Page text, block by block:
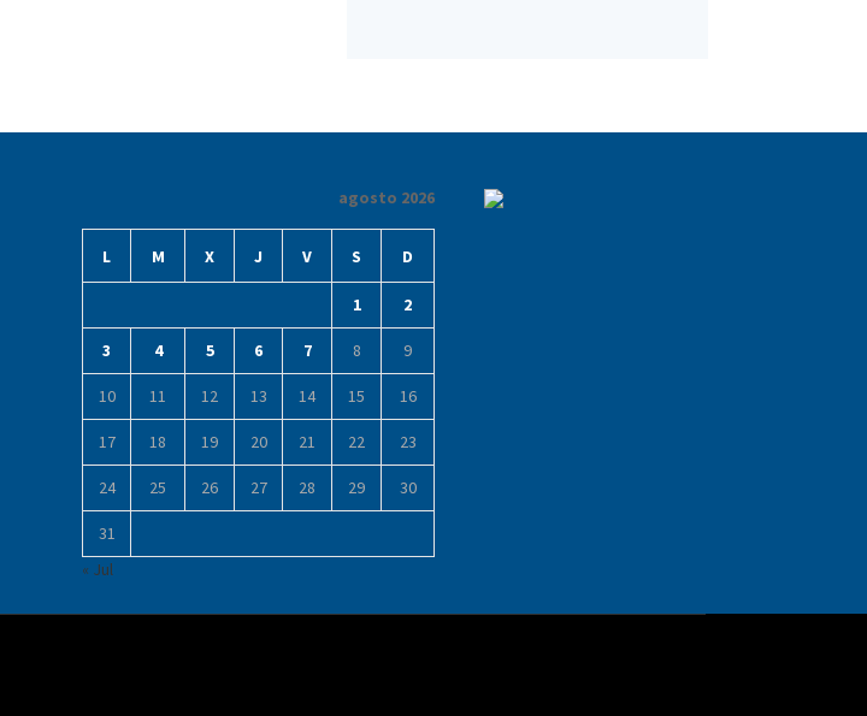
agosto 2026
L M X J V S D
1 2
3 4 5 6 7 8 9
10 11 12 13 14 15 16
17 18 19 20 21 22 23
24 25 26 27 28 29 30
31
« Jul